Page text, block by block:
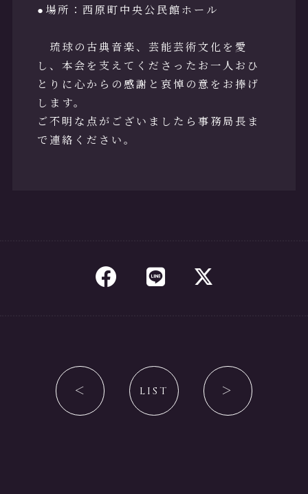
●場所：西原町中央公民館ホール
琉球の古典音楽、芸能芸術文化を愛
し、本会を支えてくださったお一人おひ
とりに心からの感謝と哀悼の意をお捧げ
します。
ご不明な点がございましたら事務局長ま
で連絡ください。
＜ LIST ＞